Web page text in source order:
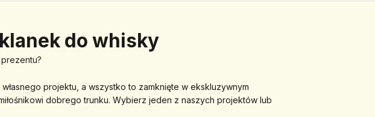
do whisky
własnego projektu, a wszystko to zamknięte w ekskluzywnym
dobrego trunku. Wybierz jeden z naszych projektów lub